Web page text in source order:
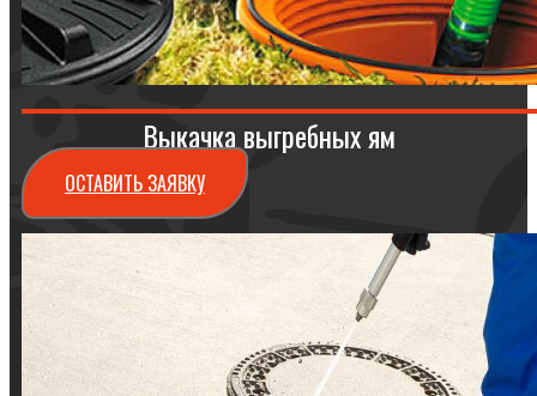
Выкачка выгребных ям
ОСТАВИТЬ ЗАЯВКУ